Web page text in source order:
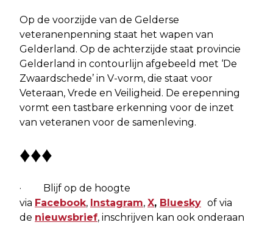
Op de voorzijde van de Gelderse
veteranenpenning staat het wapen van
Gelderland. Op de achterzijde staat provincie
Gelderland in contourlijn afgebeeld met ‘De
Zwaardschede’ in V-vorm, die staat voor
Veteraan, Vrede en Veiligheid. De erepenning
vormt een tastbare erkenning voor de inzet
van veteranen voor de samenleving.
♦♦♦
· Blijf op de hoogte
via Facebook, Instagram, X, Bluesky of via
de nieuwsbrief, inschrijven kan ook onderaan